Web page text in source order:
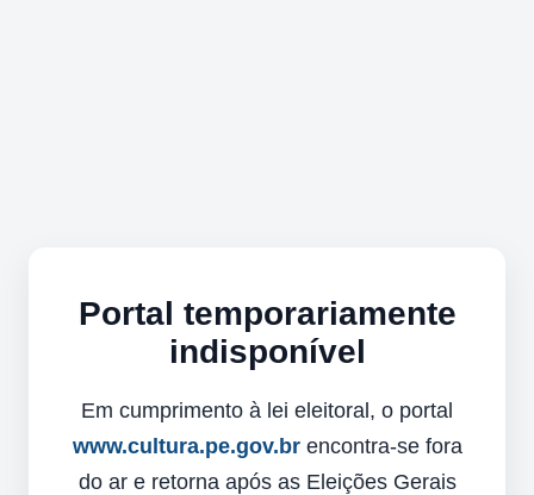
Portal temporariamente
indisponível
Em cumprimento à lei eleitoral, o portal
www.cultura.pe.gov.brencontra-se fora
do ar e retorna após as Eleições Gerais